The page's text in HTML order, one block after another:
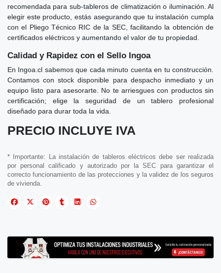
recomendada para sub-tableros de climatización o iluminación. Al
elegir este producto, estás asegurando que tu instalación cumpla
con el Pliego Técnico RIC de la SEC, facilitando la obtención de
certificados eléctricos y aumentando el valor de tu propiedad.
Calidad y Rapidez con el Sello Ingoa
En Ingoa.cl sabemos que cada minuto cuenta en tu construcción.
Contamos con stock disponible para despacho inmediato y un
equipo listo para asesorarte. No te arriesgues con productos sin
certificación; elige la seguridad de un tablero profesional
diseñado para durar toda la vida.
PRECIO INCLUYE IVA
* Importante: La instalación de tableros eléctricos debe ser realizada
por personal calificado y autorizado por la SEC para garantizar el
correcto funcionamiento de las protecciones y la validez de los seguros
de vivienda.